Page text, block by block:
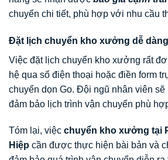
chuyển chi tiết, phù hợp với nhu cầu
Đặt lịch chuyển kho xưởng dễ dàng
Việc đặt lịch chuyển kho xưởng rất
hệ qua số điện thoại hoặc điền form
chuyển dọn Go. Đội ngũ nhân viên sẽ
đảm bảo lịch trình vận chuyển phù
Tóm lại, việc chuyển kho xưởng tại
Hiệp cần được thực hiện bài bản và